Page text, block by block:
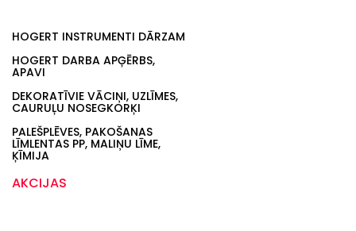
HOGERT INSTRUMENTI DĀRZAM
HOGERT DARBA APĢĒRBS,
APAVI
DEKORATĪVIE VĀCIŅI, UZLĪMES,
CAURUĻU NOSEGKORĶI
PALEŠPLĒVES, PAKOŠANAS
LĪMLENTAS PP, MALIŅU LĪME,
ĶĪMIJA
AKCIJAS